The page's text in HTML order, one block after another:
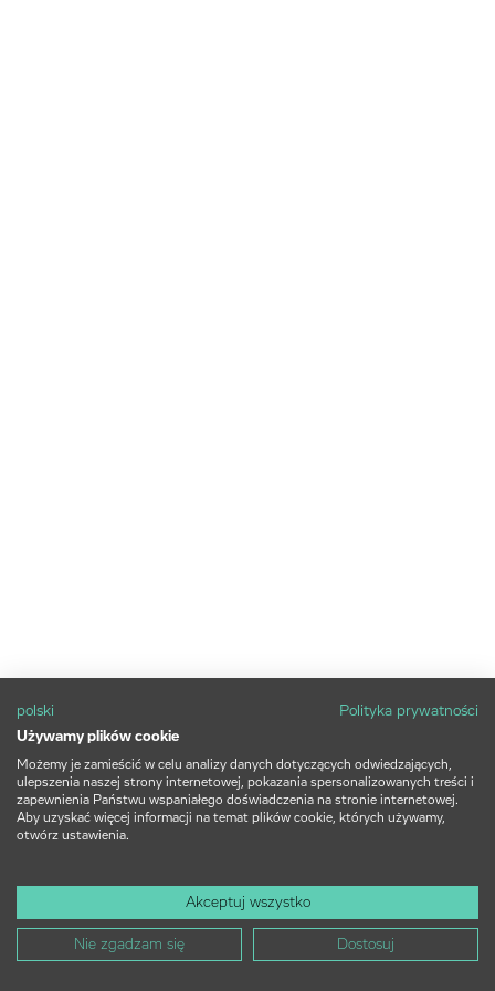
polski
Polityka prywatności
Używamy plików cookie
Możemy je zamieścić w celu analizy danych dotyczących odwiedzających,
ulepszenia naszej strony internetowej, pokazania spersonalizowanych treści i
zapewnienia Państwu wspaniałego doświadczenia na stronie internetowej.
Aby uzyskać więcej informacji na temat plików cookie, których używamy,
otwórz ustawienia.
Akceptuj wszystko
Nie zgadzam się Dostosuj